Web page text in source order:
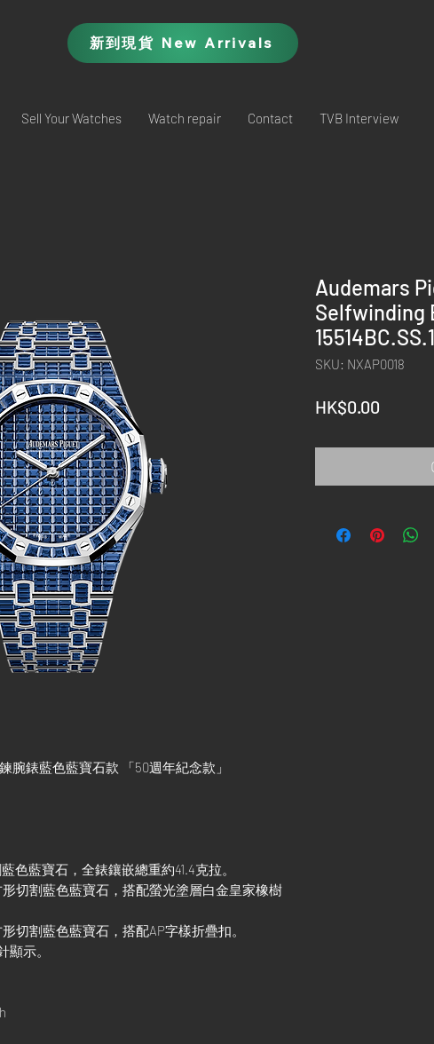
新到現貨 New Arrivals
Sell Your Watches Watch repair Contact TVB Interview
腕錶藍色藍寶石款 「50週年紀念款」
色藍寶石，全錶鑲嵌總重約41.4克拉。
切割藍色藍寶石，搭配螢光塗層白金皇家橡樹
切割藍色藍寶石，搭配AP字樣折疊扣。
顯示。
Audemars
Selfwinding
SKU: NXAP0018
HK$0.00